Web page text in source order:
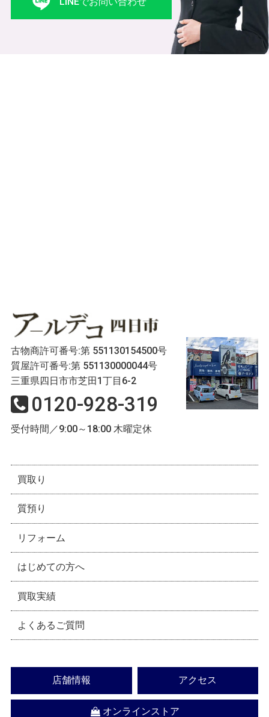
古物商許可番号:第 551130154500号
質屋許可番号:第 551130000044号
三重県四日市市芝田1丁目6-2
0120-928-319
受付時間／9:00～18:00 木曜定休
買取り
質預り
リフォーム
はじめての方へ
買取実績
よくあるご質問
店舗情報 アクセス
オンラインストア